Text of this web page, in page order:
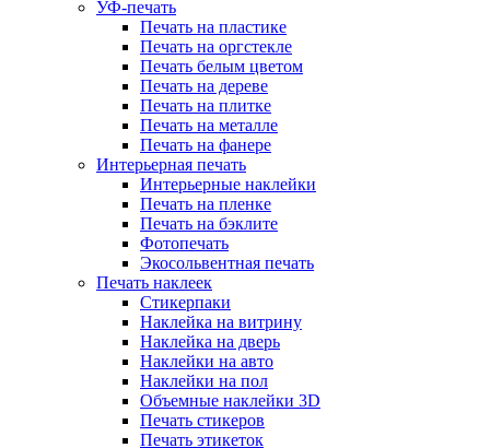
УФ-печать
Печать на пластике
Печать на оргстекле
Печать белым цветом
Печать на дереве
Печать на плитке
Печать на металле
Печать на фанере
Интерьерная печать
Интерьерные наклейки
Печать на пленке
Печать на бэклите
Фотопечать
Экосольвентная печать
Печать наклеек
Стикерпаки
Наклейка на витрину
Наклейка на дверь
Наклейки на авто
Наклейки на пол
Объемные наклейки 3D
Печать стикеров
Печать этикеток